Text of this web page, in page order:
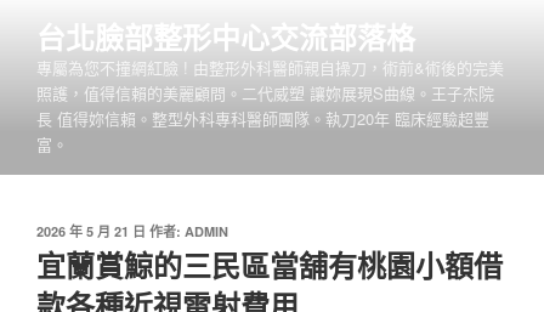
台北臉部整形中心交流部落格
專屬為您不撞網紅臉 ! 由整形外科醫師親自操刀，術前&術後的完美
照護，值得信賴的美麗顧問。二代威塑 讓妳展現S曲線。王子杰院
長 值得妳信賴。整型外科專科醫師團隊。執刀20年 臨床經驗超豐
富。
發
佈
於
2026 年 5 月 21 日 作者: ADMIN
宜蘭賞鯨的三民區當舖有桃園小額借